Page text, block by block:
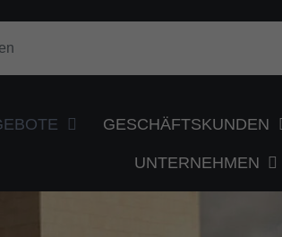
GESCHÄFTSKUNDEN
UNTERNEHMEN